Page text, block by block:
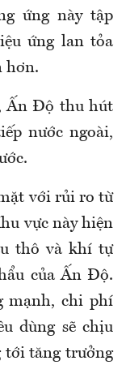
ứng này tập
ứng lan tỏa
hơn.
Ấn Độ thu hút
nước ngoài,
với rủi ro từ
vực này hiện
thô và khí tự
của Ấn Độ.
mạnh, chi phí
dùng sẽ chịu
tới tăng trưởng